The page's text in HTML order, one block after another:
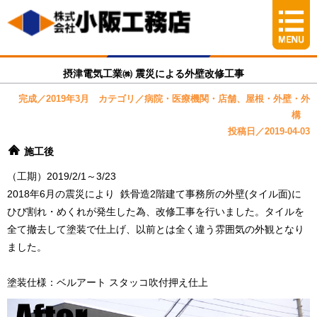
摂津電気工業㈱ 震災による外壁改修工事
完成／2019年3月 カテゴリ／病院・医療機関・店舗、屋根・外壁・外
構
投稿日／2019-04-03
施工後
（工期）2019/2/1～3/23
2018年6月の震災により 鉄骨造2階建て事務所の外壁(タイル面)に
ひび割れ・めくれが発生した為、改修工事を行いました。タイルを
全て撤去して塗装で仕上げ、以前とは全く違う雰囲気の外観となり
ました。
塗装仕様：ベルアート スタッコ吹付押え仕上